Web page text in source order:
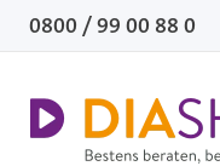
Direkt zum Inhalt
0800 / 99 00 88 0